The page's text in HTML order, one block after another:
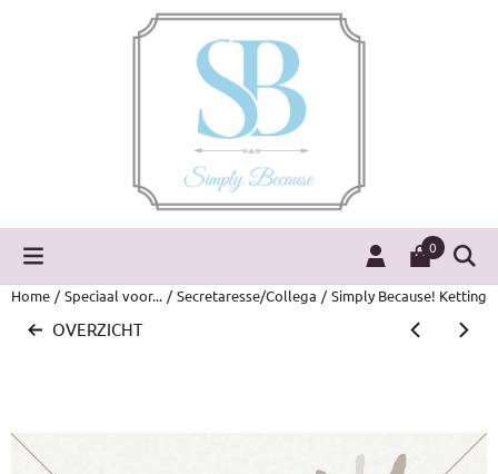
Cookievoorkeuren zijn momenteel gesloten.
0
Home / Speciaal voor... / Secretaresse/Collega / Simply Because! Ketting
OVERZICHT